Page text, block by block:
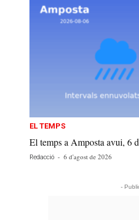
EL TEMPS
El temps a Amposta avui, 6
Redacció - 6 d'agost de 2026
-